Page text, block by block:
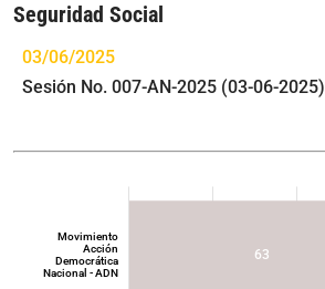
Seguridad Social
03/06/2025
Sesión No. 007-AN-2025 (03-06-2025)
63
Movimiento
Acción
Democrática
Nacional - ADN